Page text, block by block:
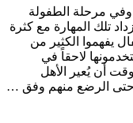
مرحلة الطفولة
تلك المهارة مع كثرة
يفهموا الكثير من
لاحقاً في
أن يُعير الأهل
وحتى الرضع منهم وفق …